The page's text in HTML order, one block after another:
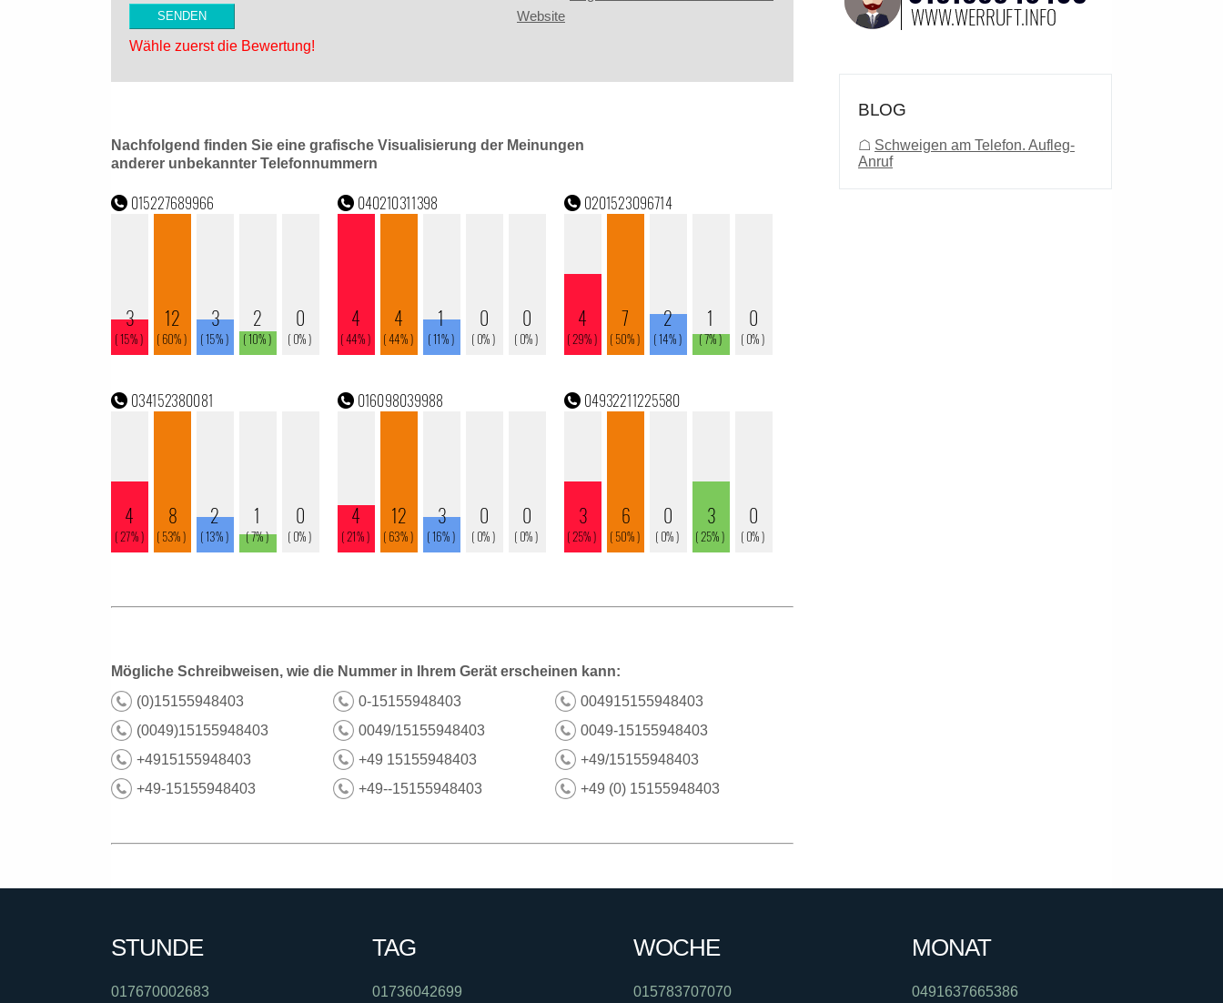
Wähle zuerst die Bewertung!
Website
Nachfolgend finden Sie eine grafische Visualisierung der Meinungen
anderer unbekannter Telefonnummern
Mögliche Schreibweisen, wie die Nummer in Ihrem Gerät erscheinen kann:
(0)15155948403
0-15155948403
004915155948403
(0049)15155948403
0049/15155948403
0049-15155948403
+4915155948403
+49 15155948403
+49/15155948403
+49-15155948403
+49--15155948403 +49 (0) 15155948403
BLOG
☖ Schweigen am Telefon. Aufleg-
Anruf
STUNDE
017670002683
TAG
01736042699
WOCHE
015783707070
MONAT
0491637665386